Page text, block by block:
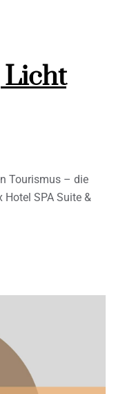
Licht
Tourismus – die
Hotel SPA Suite &